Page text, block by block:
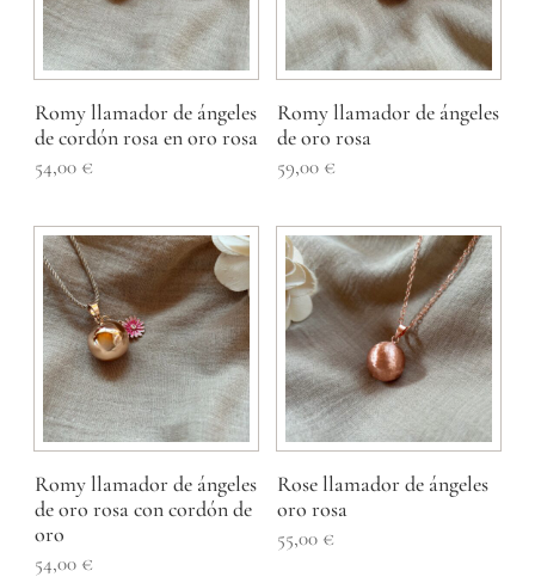
Romy llamador de ángeles
de cordón rosa en oro rosa
54,00 €
Romy llamador de ángeles
de oro rosa
59,00 €
Romy llamador de ángeles
de oro rosa con cordón de
oro
54,00 €
Rose llamador de ángeles
oro rosa
55,00 €